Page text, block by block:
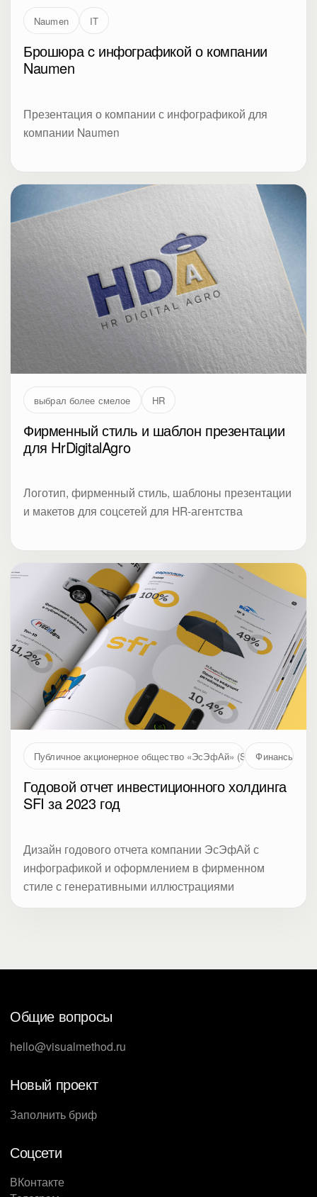
Naumen IT
Брошюра c инфографикой о компании
Naumen
Презентация о компании с инфографикой для
компании Naumen
выбрал более смелое HR
Фирменный стиль и шаблон презентации
для HrDigitalAgro
Логотип, фирменный стиль, шаблоны презентации
и макетов для соцсетей для HR-агентства
Публичное акционерное общество «ЭсЭфАй» (SFI, MOEX:
Финансы
Годовой отчет инвестиционного холдинга
SFI за 2023 год
Дизайн годового отчета компании ЭсЭфАй с
инфографикой и оформлением в фирменном
стиле с генеративными иллюстрациями
Общие вопросы
hello@visualmethod.ru
Новый проект
Заполнить бриф
Соцсети
ВКонтакте